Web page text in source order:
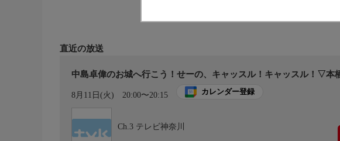
直近の放送
中島卓偉のお城へ行こう！せーの、キャッスル！キャッスル！▽本
8月11日(火) 20:00〜20:15 カレンダー登録
Ch.3 テレビ神奈川